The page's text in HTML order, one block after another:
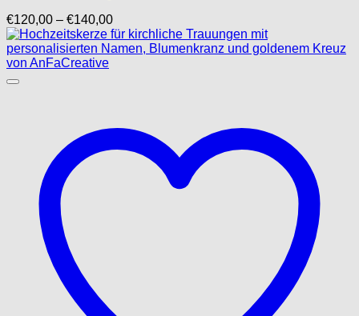
€120,00 – €140,00Preisspanne:
€120,00
bis